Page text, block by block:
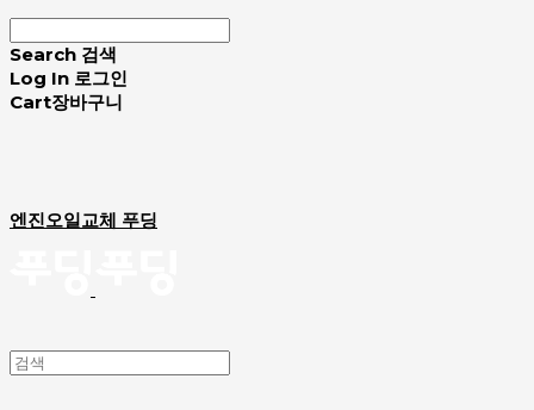
Search 검색
Log In 로그인
Cart장바구니
엔진오일교체 푸딩